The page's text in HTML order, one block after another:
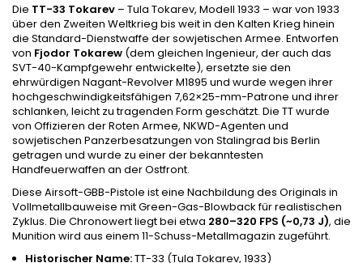
Die TT-33 Tokarev – Tula Tokarev, Modell 1933 – war von 1933
über den Zweiten Weltkrieg bis weit in den Kalten Krieg hinein
die Standard-Dienstwaffe der sowjetischen Armee. Entworfen
von Fjodor Tokarew (dem gleichen Ingenieur, der auch das
SVT-40-Kampfgewehr entwickelte), ersetzte sie den
ehrwürdigen Nagant-Revolver M1895 und wurde wegen ihrer
hochgeschwindigkeitsfähigen 7,62×25-mm-Patrone und ihrer
schlanken, leicht zu tragenden Form geschätzt. Die TT wurde
von Offizieren der Roten Armee, NKWD-Agenten und
sowjetischen Panzerbesatzungen von Stalingrad bis Berlin
getragen und wurde zu einer der bekanntesten
Handfeuerwaffen an der Ostfront.
Diese Airsoft-GBB-Pistole ist eine Nachbildung des Originals in
Vollmetallbauweise mit Green-Gas-Blowback für realistischen
Zyklus. Die Chronowert liegt bei etwa 280–320 FPS (~0,73 J), die
Munition wird aus einem 11-Schuss-Metallmagazin zugeführt.
Historischer Name:TT-33 (Tula Tokarev, 1933)